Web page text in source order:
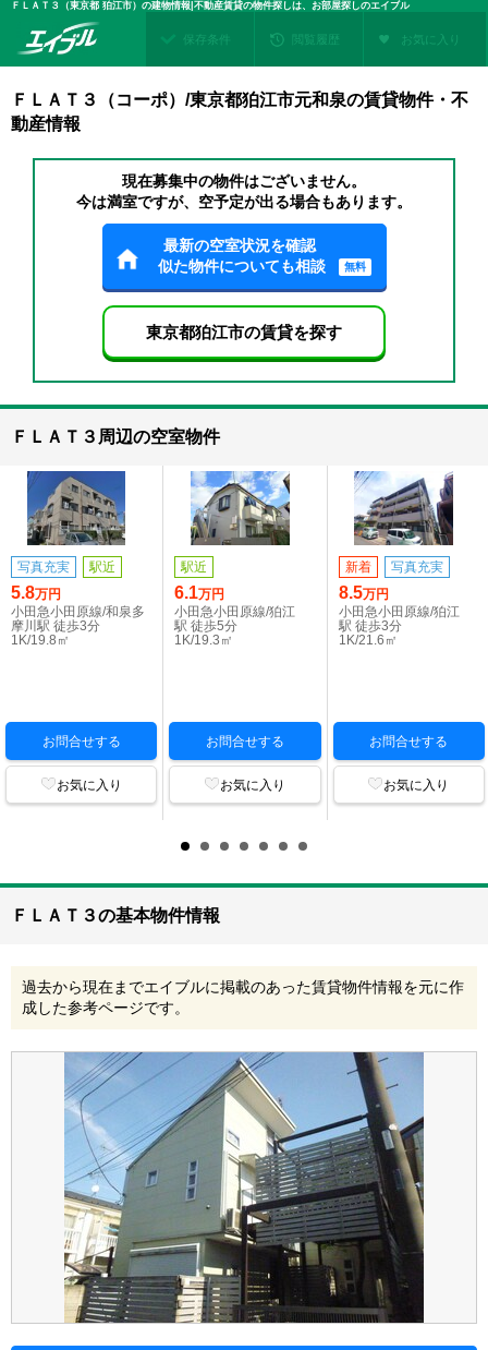
ＦＬＡＴ３（東京都 狛江市）の建物情報|不動産賃貸の物件探しは、お部屋探しのエイブル
保存条件 閲覧履歴 お気に入り
ＦＬＡＴ３（コーポ）/東京都狛江市元和泉の賃貸物件・不
動産情報
現在募集中の物件はございません。
今は満室ですが、空予定が出る場合もあります。
最新の空室状況を確認
似た物件についても相談
無料
東京都狛江市の賃貸を探す
ＦＬＡＴ３周辺の空室物件
写真充実 駅近
5.8万円
小田急小田原線/和泉多
摩川駅 徒歩3分
1K/19.8㎡
お問合せする
お気に入り
駅近
6.1万円
小田急小田原線/狛江
駅 徒歩5分
1K/19.3㎡
お問合せする
お気に入り
新着 写真充実
8.5万円
小田急小田原線/狛江
駅 徒歩3分
1K/21.6㎡
お問合せする
お気に入り
ＦＬＡＴ３の基本物件情報
過去から現在までエイブルに掲載のあった賃貸物件情報を元に作
成した参考ページです。